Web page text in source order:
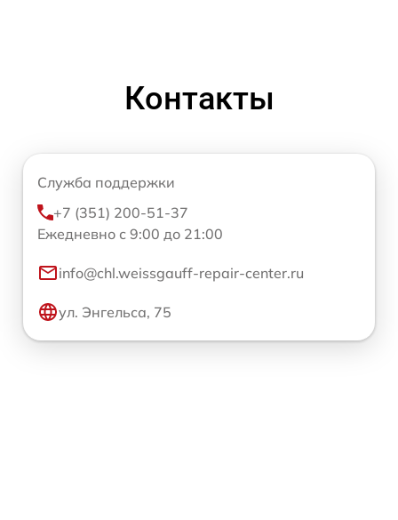
Контакты
Служба поддержки
+7 (351) 200-51-37
Ежедневно с 9:00 до 21:00
info@chl.weissgauff-repair-center.ru
ул. Энгельса, 75